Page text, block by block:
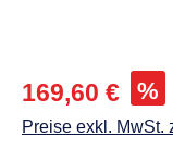
Abbildungen
Verkaufspreis:
169,60 € %
Preise exkl. MwSt.